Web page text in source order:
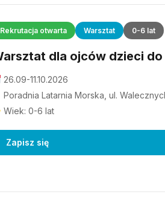
Rekrutacja otwarta Warsztat 0-6 lat
dla ojców dzieci
26.09-11.10.2026
Poradnia Latarnia Morska, ul.
Wiek: 0-6 lat
Zapisz się